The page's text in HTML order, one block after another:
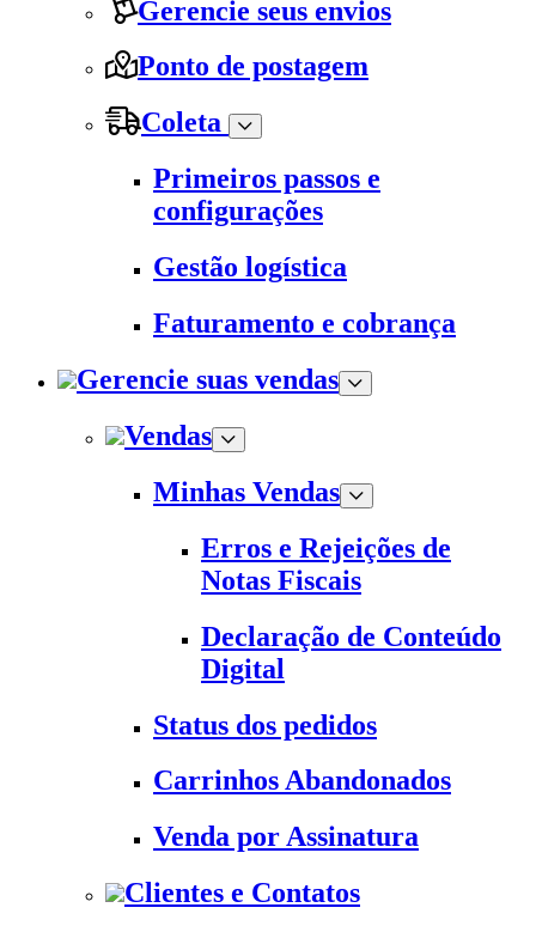
Gerencie seus envios
Ponto de postagem
Coleta
Primeiros passos e
configurações
Gestão logística
Faturamento e cobrança
Gerencie suas vendas
Vendas
Minhas Vendas
Erros e Rejeições de
Notas Fiscais
Declaração de Conteúdo
Digital
Status dos pedidos
Carrinhos Abandonados
Venda por Assinatura
Clientes e Contatos